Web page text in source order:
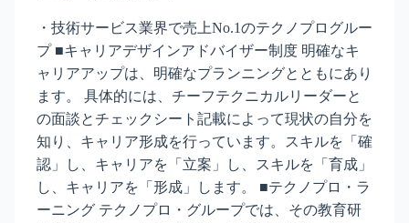
・技術サービス業界で売上No.1のテクノプログルー
プ ■キャリアデザインアドバイザー制度 明確なキ
ャリアアップは、明確なプランニングとともにあり
ます。 具体的には、チーフテクニカルリーダーと
の面談とチェックシート記載によって現状の自分を
知り、キャリア形成を行っています。スキルを「確
認」し、キャリアを「立案」し、スキルを「育成」
し、キャリアを「形成」します。 ■テクノプロ・ラ
ーニング テクノプロ・グループでは、その教育研